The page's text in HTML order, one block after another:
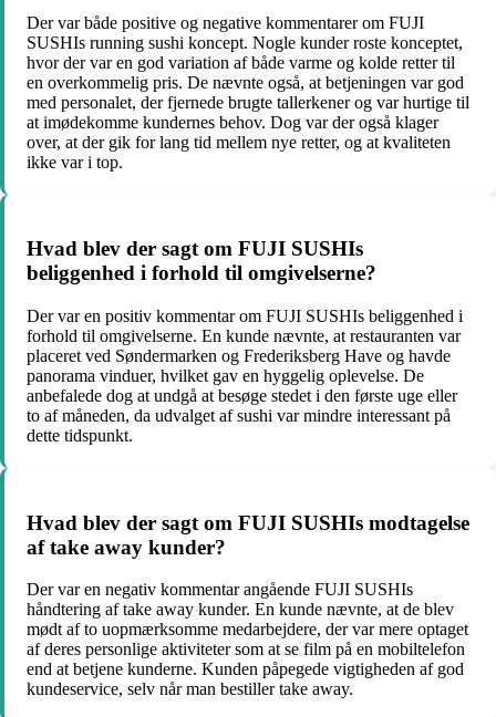
Der var både positive og negative kommentarer om FUJI
SUSHIs running sushi koncept. Nogle kunder roste konceptet,
hvor der var en god variation af både varme og kolde retter til
en overkommelig pris. De nævnte også, at betjeningen var god
med personalet, der fjernede brugte tallerkener og var hurtige til
at imødekomme kundernes behov. Dog var der også klager
over, at der gik for lang tid mellem nye retter, og at kvaliteten
ikke var i top.
Hvad blev der sagt om FUJI SUSHIs
beliggenhed i forhold til omgivelserne?
Der var en positiv kommentar om FUJI SUSHIs beliggenhed i
forhold til omgivelserne. En kunde nævnte, at restauranten var
placeret ved Søndermarken og Frederiksberg Have og havde
panorama vinduer, hvilket gav en hyggelig oplevelse. De
anbefalede dog at undgå at besøge stedet i den første uge eller
to af måneden, da udvalget af sushi var mindre interessant på
dette tidspunkt.
Hvad blev der sagt om FUJI SUSHIs modtagelse
af take away kunder?
Der var en negativ kommentar angående FUJI SUSHIs
håndtering af take away kunder. En kunde nævnte, at de blev
mødt af to uopmærksomme medarbejdere, der var mere optaget
af deres personlige aktiviteter som at se film på en mobiltelefon
end at betjene kunderne. Kunden påpegede vigtigheden af god
kundeservice, selv når man bestiller take away.